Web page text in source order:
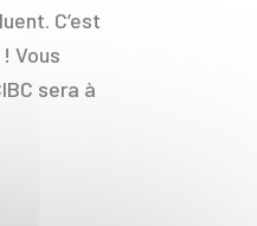
C’est
Vous
sera à